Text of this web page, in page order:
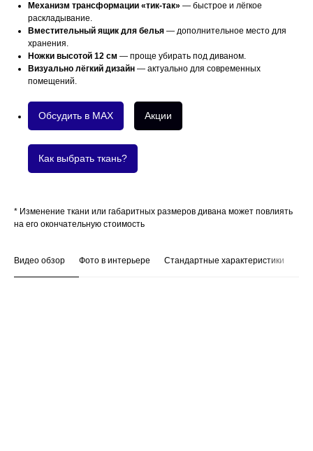
Механизм трансформации «тик-так» — быстрое и лёгкое
раскладывание.
Вместительный ящик для белья — дополнительное место для
хранения.
Ножки высотой 12 см — проще убирать под диваном.
Визуально лёгкий дизайн — актуально для современных
помещений.
Обсудить в MAX Акции
Как выбрать ткань?
* Изменение ткани или габаритных размеров дивана может повлиять
на его окончательную стоимость
Видео обзор Фото в интерьере Стандартные характеристики